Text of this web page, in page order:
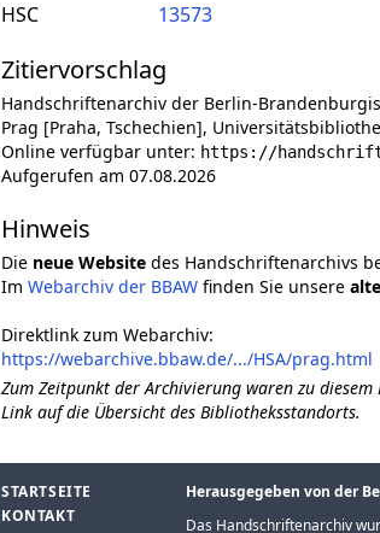
HSC
13573
Zitiervorschlag
Handschriftenarchiv der Berlin-
Prag [Praha, Tschechien],
Online verfügbar unter: https://
Aufgerufen am 07.08.2026
Hinweis
Die neue Website des Handschriftenarchivs
Im Webarchiv der BBAW finden Sie unsere
Direktlink zum Webarchiv:
https://webarchive.bbaw.de/.../HSA/prag.html
Zum Zeitpunkt der Archivierung waren zu
Link auf die Übersicht des Bibliotheksstandorts.
STARTSEITE
KONTAKT
Herausgegeben von der
Das Handschriftenarchiv